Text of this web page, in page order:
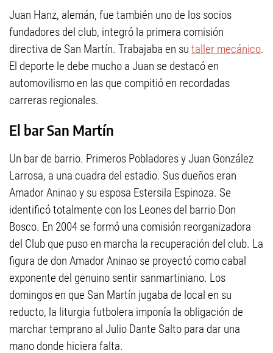
Juan Hanz, alemán, fue también uno de los socios
fundadores del club, integró la primera comisión
directiva de San Martín. Trabajaba en su taller mecánico.
El deporte le debe mucho a Juan se destacó en
automovilismo en las que compitió en recordadas
carreras regionales.
El bar San Martín
Un bar de barrio. Primeros Pobladores y Juan González
Larrosa, a una cuadra del estadio. Sus dueños eran
Amador Aninao y su esposa Estersila Espinoza. Se
identificó totalmente con los Leones del barrio Don
Bosco. En 2004 se formó una comisión reorganizadora
del Club que puso en marcha la recuperación del club. La
figura de don Amador Aninao se proyectó como cabal
exponente del genuino sentir sanmartiniano. Los
domingos en que San Martín jugaba de local en su
reducto, la liturgia futbolera imponía la obligación de
marchar temprano al Julio Dante Salto para dar una
mano donde hiciera falta.